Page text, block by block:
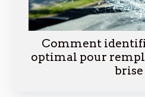
Comment
optimal pour
brise